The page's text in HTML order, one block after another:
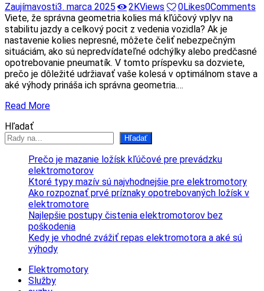
Zaujímavosti3. marca 2025 2KViews 0Likes0Comments
Viete, že správna geometria kolies má kľúčový vplyv na
stabilitu jazdy a celkový pocit z vedenia vozidla? Ak je
nastavenie kolies nepresné, môžete čeliť nebezpečným
situáciám, ako sú nepredvídateľné odchýlky alebo predčasné
opotrebovanie pneumatík. V tomto príspevku sa dozviete,
prečo je dôležité udržiavať vaše kolesá v optimálnom stave a
aké výhody prináša ich správna geometria.…
Read More
Hľadať
Hľadať
Prečo je mazanie ložísk kľúčové pre prevádzku
elektromotorov
Ktoré typy mazív sú najvhodnejšie pre elektromotory
Ako rozpoznať prvé príznaky opotrebovaných ložísk v
elektromotore
Najlepšie postupy čistenia elektromotorov bez
poškodenia
Kedy je vhodné zvážiť repas elektromotora a aké sú
výhody
Elektromotory
Služby